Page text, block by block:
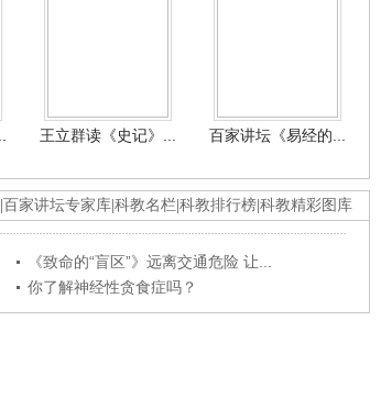
王立群读《史记》... 百家讲坛《易经的...
百家讲坛专家库 科教名栏 科教排行榜 科教精彩图库
《致命的“盲区”》远离交通危险 让...
你了解神经性贪食症吗？